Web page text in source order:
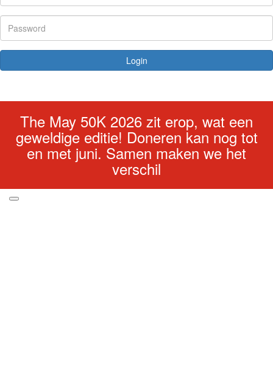
Login
The May 50K 2026 zit erop, wat een
geweldige editie! Doneren kan nog tot
en met juni. Samen maken we het
verschil